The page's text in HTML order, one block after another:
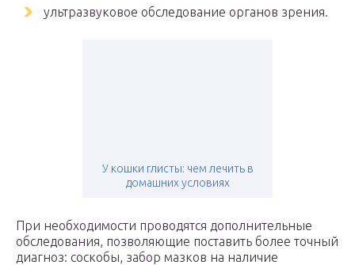
ультразвуковое обследование органов зрения.
У кошки глисты: чем лечить в
домашних условиях
При необходимости проводятся дополнительные
обследования, позволяющие поставить более точный
диагноз: соскобы, забор мазков на наличие